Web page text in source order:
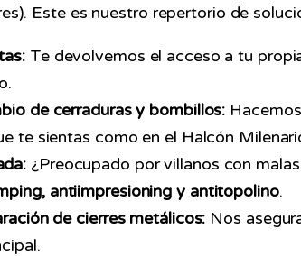
Este es nuestro repertorio de
Te devolvemos el acceso a tu
de cerraduras y bombillos:
te sientas como en el Halcón
¿Preocupado por villanos con
antiimpresioning y antitopolino.
de cierres metálicos: Nos